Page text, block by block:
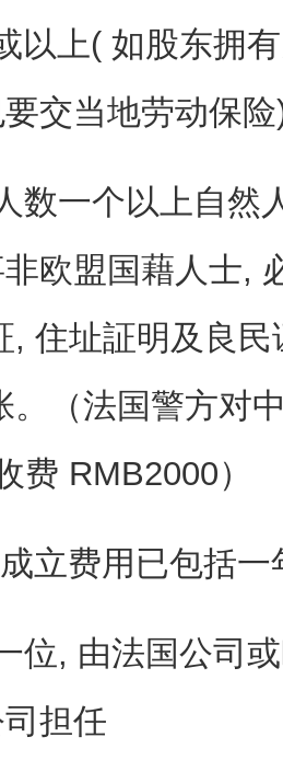
以上( 如股东拥
交当地劳动保险
数一个以上自然
欧盟国藉人士,
, 住址証明及良
。（法国警方对
费 RMB2000）
立费用已包括一
位, 由法国公司
担任